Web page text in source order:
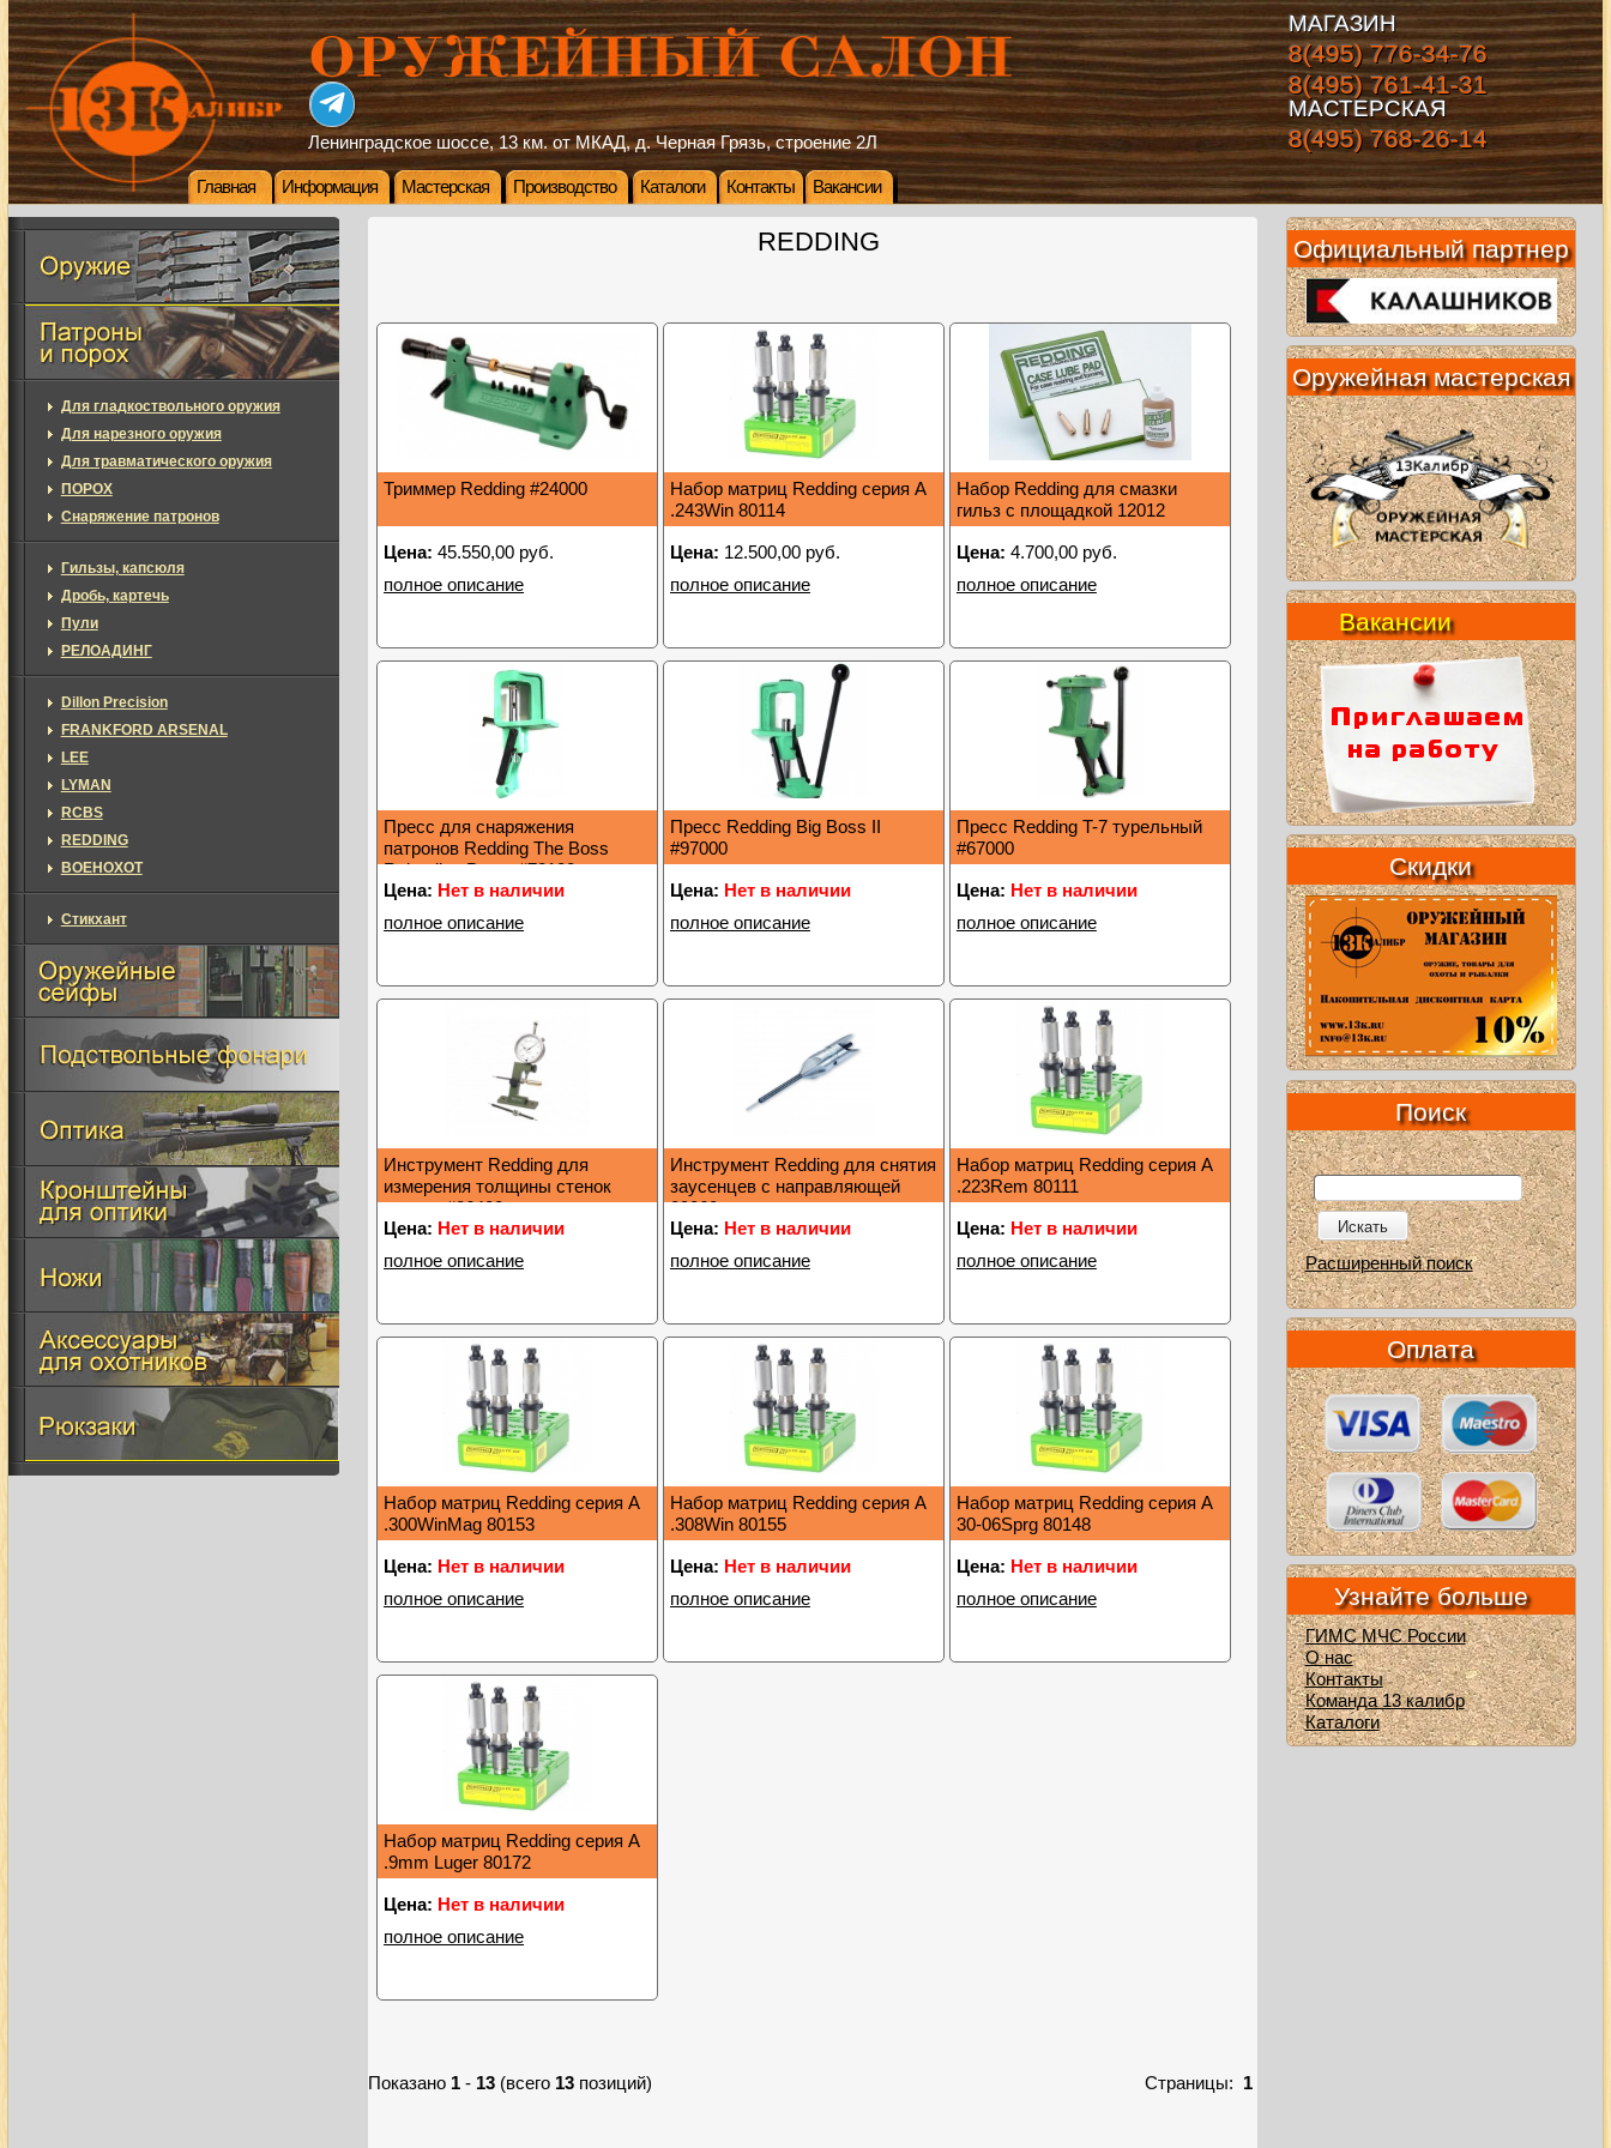
Ленинградское шоссе, 13 км. от МКАД, д. Черная Грязь, строение 2Л
МАГАЗИН
8(495) 776-34-76
8(495) 761-41-31
МАСТЕРСКАЯ
8(495) 768-26-14
Главная Информация Мастерская Производство Каталоги Контакты Вакансии
REDDING
Триммер Redding #24000
Цена: 45.550,00 руб.
полное описание
Набор матриц Redding серия A
.243Win 80114
Цена: 12.500,00 руб.
полное описание
Набор Redding для смазки
гильз с площадкой 12012
Цена: 4.700,00 руб.
полное описание
Пресс для снаряжения
патронов Redding The Boss
Reloading Press #72100
Цена: Нет в наличии
полное описание
Пресс Redding Big Boss II
#97000
Цена: Нет в наличии
полное описание
Пресс Redding T-7 турельный
#67000
Цена: Нет в наличии
полное описание
Инструмент Redding для
измерения толщины стенок
гильзы #26400
Цена: Нет в наличии
полное описание
Инструмент Redding для снятия
заусенцев с направляющей
09060
Цена: Нет в наличии
полное описание
Набор матриц Redding серия A
.223Rem 80111
Цена: Нет в наличии
полное описание
Набор матриц Redding серия A
.300WinMag 80153
Цена: Нет в наличии
полное описание
Набор матриц Redding серия A
.308Win 80155
Цена: Нет в наличии
полное описание
Набор матриц Redding серия A
30-06Sprg 80148
Цена: Нет в наличии
полное описание
Набор матриц Redding серия A
.9mm Luger 80172
Цена: Нет в наличии
полное описание
Страницы: 1
Показано 1- 13(всего 13позиций)
Для гладкоствольного оружия
Для нарезного оружия
Для травматического оружия
ПОРОХ
Снаряжение патронов
Гильзы, капсюля
Дробь, картечь
Пули
РЕЛОАДИНГ
Dillon Precision
FRANKFORD ARSENAL
LEE
LYMAN
RCBS
REDDING
ВОЕНОХОТ
Стикхант
Официальный партнер
Оружейная мастерская
Вакансии
Скидки
Поиск
Искать
Расширенный поиск
Оплата
Узнайте больше
ГИМС МЧС России
О нас
Контакты
Команда 13 калибр
Каталоги